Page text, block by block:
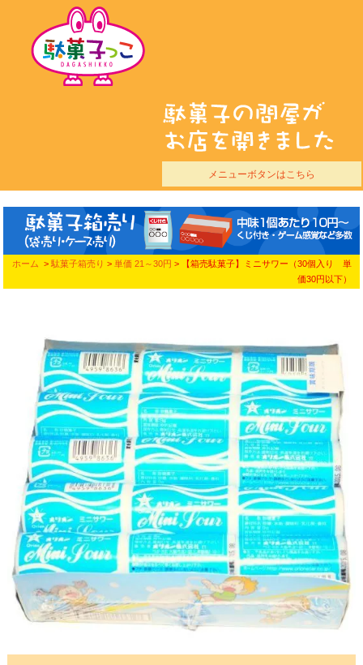
メニューボタンはこちら
ホーム > 駄菓子箱売り > 単価 21～30円 > 【箱売駄菓子】ミニサワー（30個入り 単
価30円以下）